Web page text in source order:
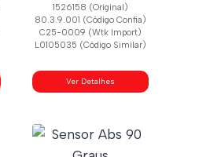
1526158 (Original)
80.3.9.001 (Código Confia)
C25-0009 (Wtk Import)
L0105035 (Código Similar)
Ver Detalhes